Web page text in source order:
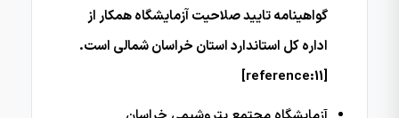
گواهینامه تایید صلاحیت آزمایشگاه همکار از
اداره کل استاندارد استان خراسان شمالی است.
[reference:11]